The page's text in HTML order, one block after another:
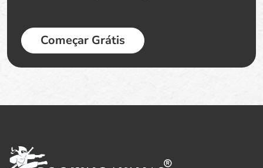
Começar Grátis